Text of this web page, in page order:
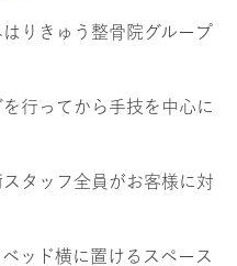
りきゅう整骨院グループ
行ってから手技を中心に
タッフ全員がお客様に対
ッド横に置けるスペース